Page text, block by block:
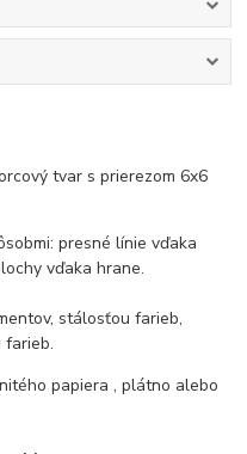
tvar s prierezom 6x6
presné línie vďaka
vďaka hrane.
stálosťou farieb,
farieb.
papiera , plátno alebo